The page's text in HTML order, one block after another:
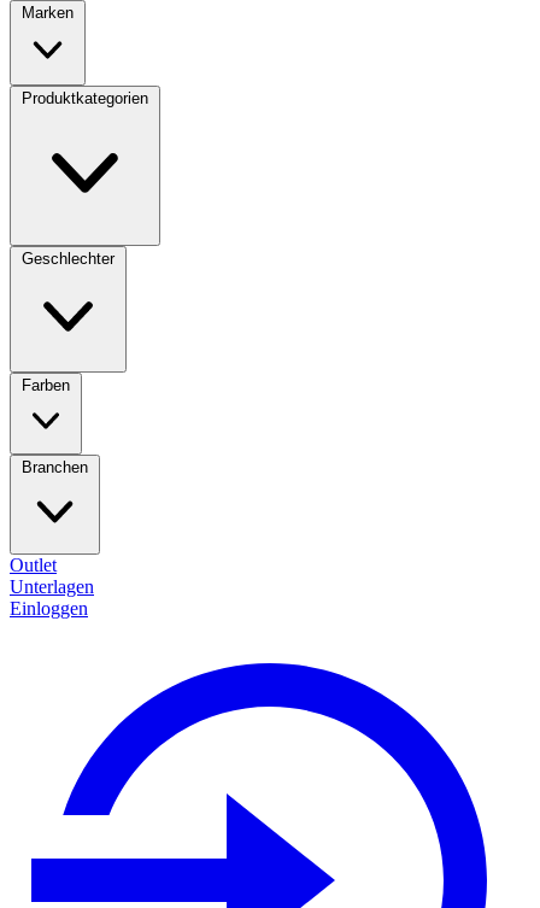
Marken
Produktkategorien
Geschlechter
Farben
Branchen
Outlet
Unterlagen
Einloggen